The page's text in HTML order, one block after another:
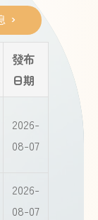
>
發布
日期
2026-
08-07
2026-
08-07